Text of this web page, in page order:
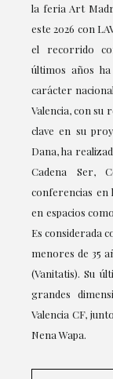
la feria Art
este 2026 con
el recorrido
últimos años
carácter
Valencia, con su
clave en su
Dana, ha
Cadena Ser,
conferencias
en espacios
Es considerada
menores de 35
(Vanitatis). Su
grandes
Valencia CF,
Nena Wapa.